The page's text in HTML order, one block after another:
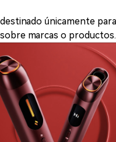
únicamente
marcas o productos.